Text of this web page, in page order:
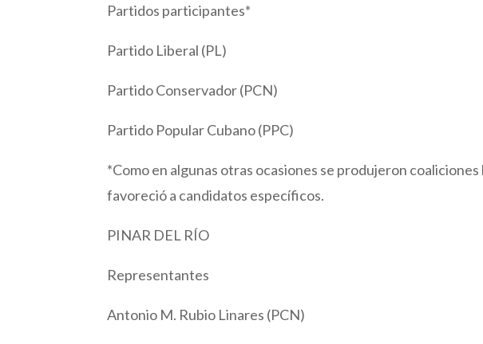
Partidos participantes*
Partido Liberal (PL)
Partido Conservador (PCN)
Partido Popular Cubano (PPC)
*Como en algunas otras ocasiones se produjeron
favoreció a candidatos específicos.
PINAR DEL RÍO
Representantes
Antonio M. Rubio Linares (PCN)